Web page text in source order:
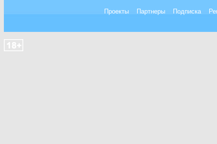
Проекты Партнеры Подписка